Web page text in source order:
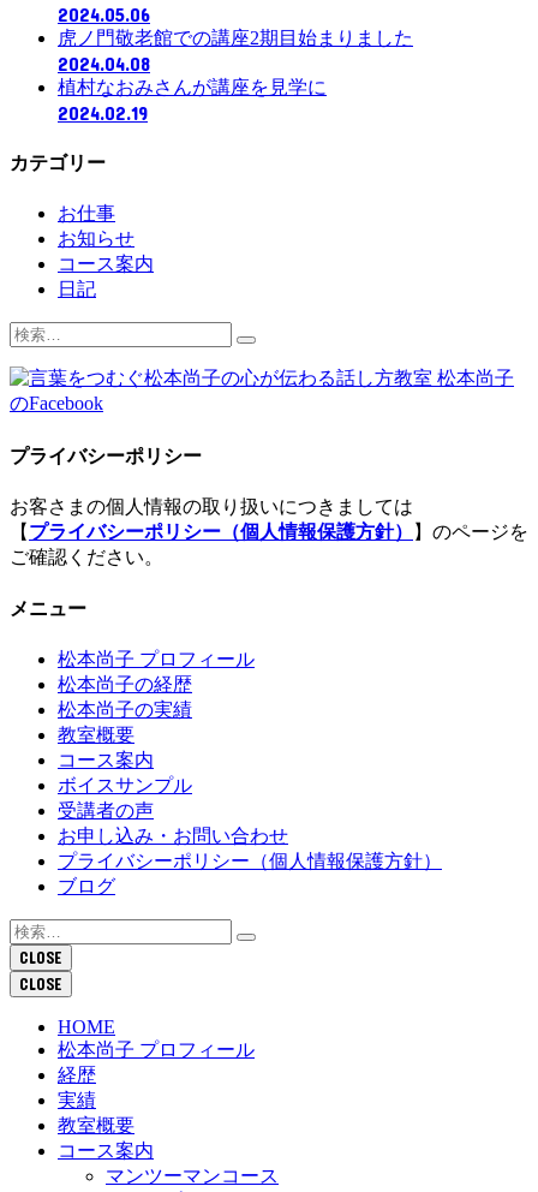
2024.05.06
虎ノ門敬老館での講座2期目始まりました
2024.04.08
植村なおみさんが講座を見学に
2024.02.19
カテゴリー
お仕事
お知らせ
コース案内
日記
検
プライバシーポリシー
お客さまの個人情報の取り扱いにつきましては
【 プライバシーポリシー（個人情報保護方針）
】のページを
ご確認ください。
メニュー
松本尚子 プロフィール
松本尚子の経歴
松本尚子の実績
教室概要
コース案内
ボイスサンプル
受講者の声
お申し込み・お問い合わせ
プライバシーポリシー（個人情報保護方針）
ブログ
検
索:CLOSE
CLOSE
HOME
松本尚子 プロフィール
経歴
実績
教室概要
コース案内
マンツーマンコース